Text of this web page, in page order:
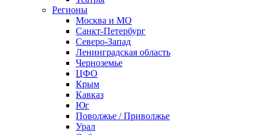
Регионы
Москва и МО
Санкт-Петербург
Северо-Запад
Ленинградская область
Черноземье
ЦФО
Крым
Кавказ
Юг
Поволжье / Приволжье
Урал